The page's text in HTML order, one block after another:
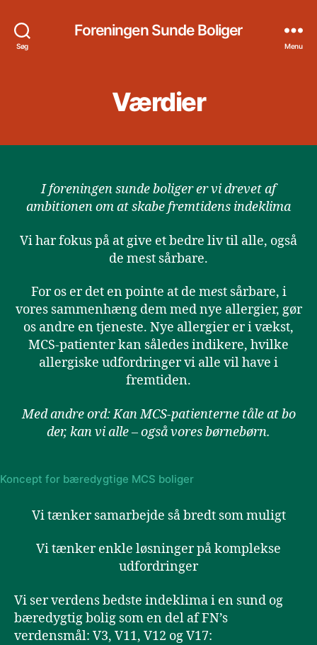
Søg
Foreningen Sunde Boliger
Menu
Værdier
I foreningen sunde boliger er vi drevet af
ambitionen om at skabe fremtidens indeklima
Vi har fokus på at give et bedre liv til alle, også
de mest sårbare.
For os er det en pointe at de mest sårbare, i
vores sammenhæng dem med nye allergier, gør
os andre en tjeneste. Nye allergier er i vækst,
MCS-patienter kan således indikere, hvilke
allergiske udfordringer vi alle vil have i
fremtiden.
Med andre ord: Kan MCS-patienterne tåle at bo
der, kan vi alle – også vores børnebørn.
Koncept for bæredygtige MCS boliger
Vi tænker samarbejde så bredt som muligt
Vi tænker enkle løsninger på komplekse
udfordringer
Vi ser verdens bedste indeklima i en sund og
bæredygtig bolig som en del af FN’s
verdensmål: V3, V11, V12 og V17: